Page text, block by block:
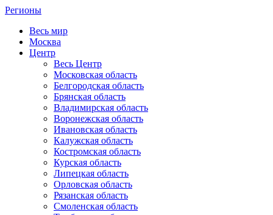
Регионы
Весь мир
Москва
Центр
Весь Центр
Московская область
Белгородская область
Брянская область
Владимирская область
Воронежская область
Ивановская область
Калужская область
Костромская область
Курская область
Липецкая область
Орловская область
Рязанская область
Смоленская область